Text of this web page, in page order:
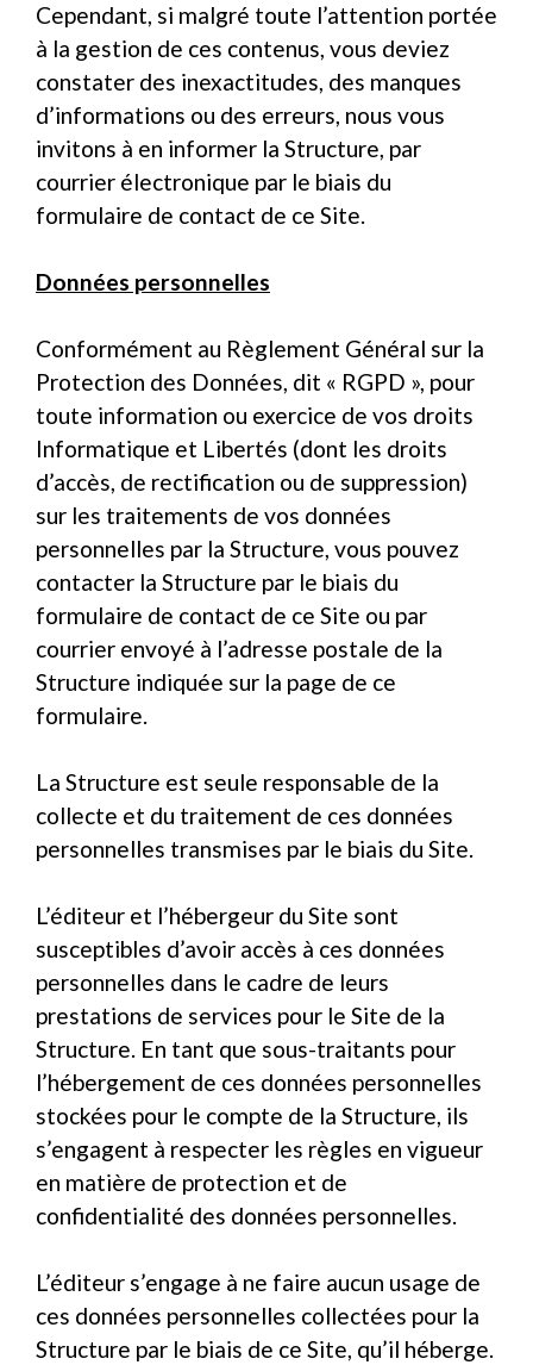
Cependant, si malgré toute l’attention portée
à la gestion de ces contenus, vous deviez
constater des inexactitudes, des manques
d’informations ou des erreurs, nous vous
invitons à en informer la Structure, par
courrier électronique par le biais du
formulaire de contact de ce Site.
Données personnelles
Conformément au Règlement Général sur la
Protection des Données, dit « RGPD », pour
toute information ou exercice de vos droits
Informatique et Libertés (dont les droits
d’accès, de rectification ou de suppression)
sur les traitements de vos données
personnelles par la Structure, vous pouvez
contacter la Structure par le biais du
formulaire de contact de ce Site ou par
courrier envoyé à l’adresse postale de la
Structure indiquée sur la page de ce
formulaire.
La Structure est seule responsable de la
collecte et du traitement de ces données
personnelles transmises par le biais du Site.
L’éditeur et l’hébergeur du Site sont
susceptibles d’avoir accès à ces données
personnelles dans le cadre de leurs
prestations de services pour le Site de la
Structure. En tant que sous-traitants pour
l’hébergement de ces données personnelles
stockées pour le compte de la Structure, ils
s’engagent à respecter les règles en vigueur
en matière de protection et de
confidentialité des données personnelles.
L’éditeur s’engage à ne faire aucun usage de
ces données personnelles collectées pour la
Structure par le biais de ce Site, qu’il héberge.